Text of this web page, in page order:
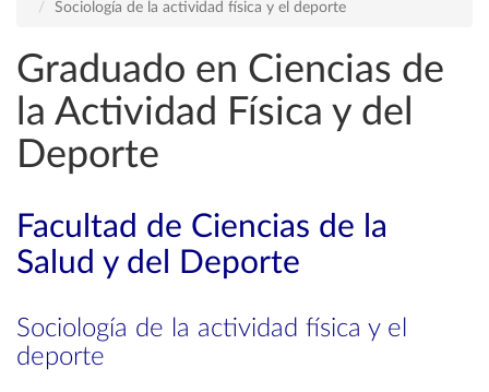
Sociología de la actividad física y el deporte
Graduado en Ciencias de
la Actividad Física y del
Deporte
Facultad de Ciencias de la
Salud y del Deporte
Sociología de la actividad física y el
deporte